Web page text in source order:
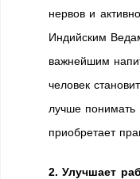
нервов и
Индийским
важнейшим
человек
лучше
приобретает
2. Улучшает